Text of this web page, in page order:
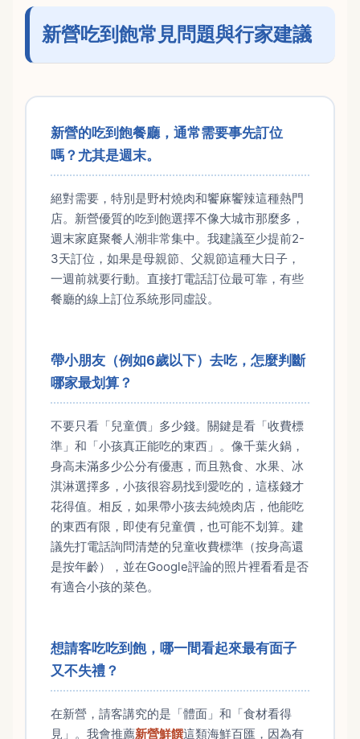
新營吃到飽常見問題與行家建議
新營的吃到飽餐廳，通常需要事先訂位
嗎？尤其是週末。
絕對需要，特別是野村燒肉和饗麻饗辣這種熱門
店。新營優質的吃到飽選擇不像大城市那麼多，
週末家庭聚餐人潮非常集中。我建議至少提前2-
3天訂位，如果是母親節、父親節這種大日子，
一週前就要行動。直接打電話訂位最可靠，有些
餐廳的線上訂位系統形同虛設。
帶小朋友（例如6歲以下）去吃，怎麼判斷
哪家最划算？
不要只看「兒童價」多少錢。關鍵是看「收費標
準」和「小孩真正能吃的東西」。像千葉火鍋，
身高未滿多少公分有優惠，而且熟食、水果、冰
淇淋選擇多，小孩很容易找到愛吃的，這樣錢才
花得值。相反，如果帶小孩去純燒肉店，他能吃
的東西有限，即使有兒童價，也可能不划算。建
議先打電話詢問清楚的兒童收費標準（按身高還
是按年齡），並在Google評論的照片裡看看是否
有適合小孩的菜色。
想請客吃吃到飽，哪一間看起來最有面子
又不失禮？
在新營，請客講究的是「體面」和「食材看得
見」。我會推薦新營鮮饌這類海鮮百匯，因為有